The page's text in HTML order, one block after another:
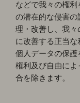
などで我々の権利
の潜在的な侵害
理・改善し、我
に改善する正当
個人データの保
権利及び自由に
合を除きます。